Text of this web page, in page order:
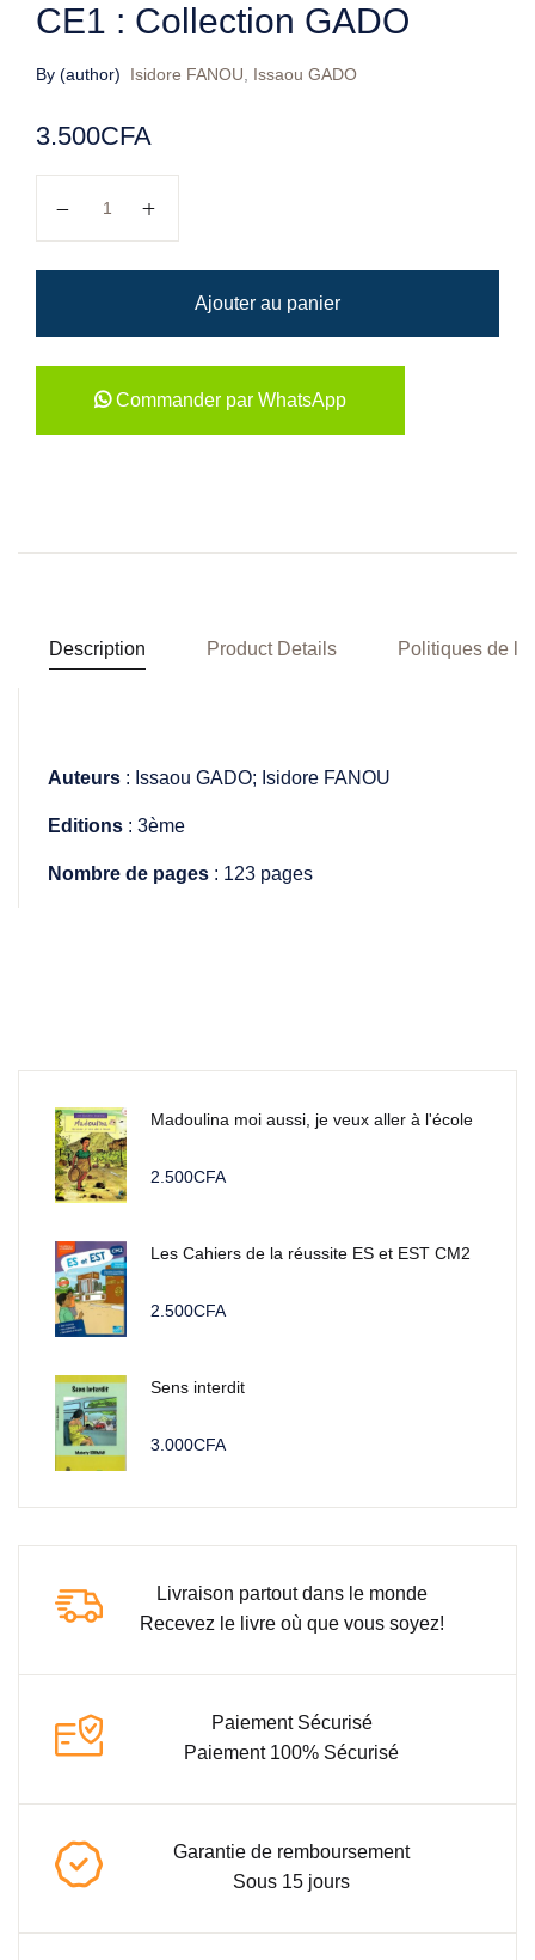
CE1 : Collection GADO
By (author) Isidore FANOU, Issaou GADO
3.500CFA
Ajouter au panier
Commander par WhatsApp
Description Product Details Politiques de la
Auteurs : Issaou GADO; Isidore FANOU
Editions : 3ème
Nombre de pages : 123 pages
Madoulina moi aussi, je veux aller à l'école
2.500CFA
Les Cahiers de la réussite ES et EST CM2
2.500CFA
Sens interdit
3.000CFA
Livraison partout dans le monde
Recevez le livre où que vous soyez!
Paiement Sécurisé
Paiement 100% Sécurisé
Garantie de remboursement
Sous 15 jours